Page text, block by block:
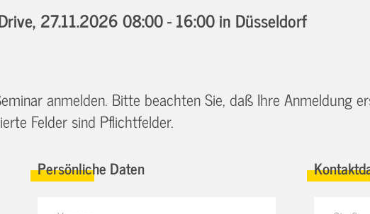
27.11.2026 08:00 - 16:00in Düsseldorf
anmelden. Bitte beachten Sie, daß Ihre Anmeldung
Felder sind Pflichtfelder.
Persönliche Daten